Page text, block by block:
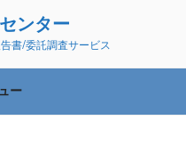
ンター
書/委託調査サービス
ー